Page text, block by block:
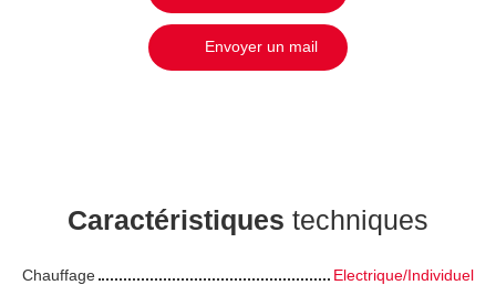
Envoyer un mail
Caractéristiques techniques
Chauffage
Electrique/Individuel